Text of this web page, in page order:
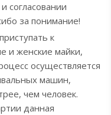
согласовании
за понимание!
к
и женские майки,
осуществляется
машин,
чем человек.
данная